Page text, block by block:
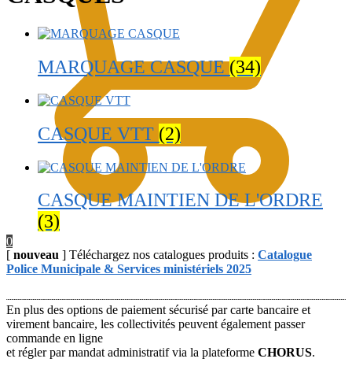
0
MARQUAGE CASQUE(34)
CASQUE VTT (2)
CASQUE MAINTIEN DE L'ORDRE
(3)
[ nouveau ] Téléchargez nos catalogues produits : Catalogue
Police Municipale & Services ministériels 2025
En plus des options de paiement sécurisé par carte bancaire et
virement bancaire, les collectivités peuvent également passer
commande en ligne
et régler par mandat administratif via la plateforme CHORUS.